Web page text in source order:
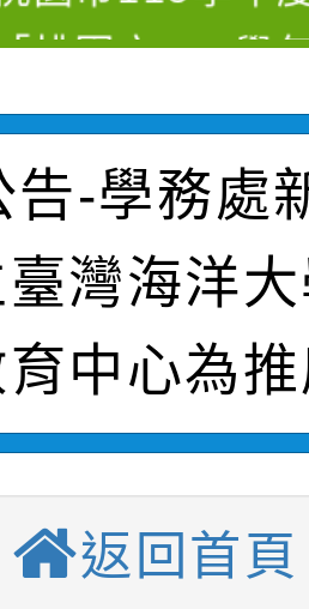
招)
本土語及新住
點
桃園市115學
要點」
115年金融知
市政府政風處
案
施要點」及修
園市115年度
競賽』實施計
果(第11招)】
1學期第7次代
招)
果(第3招)】
1學期第9次代
3招)
果(第4招)】
1學期第9次
果(第12招)】
告-學務處
灣海洋
中心為
返回首頁